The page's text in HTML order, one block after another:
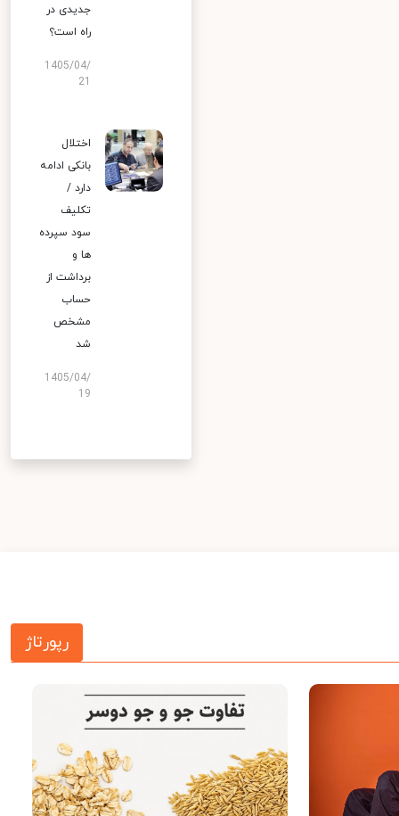
جدیدی در
راه است؟
1405/04/
اختلال
بانکی ادامه
دارد /
تکلیف
سود سپرده
ها و
برداشت از
حساب
مشخص
شد
1405/04/
19
رپورتاژ